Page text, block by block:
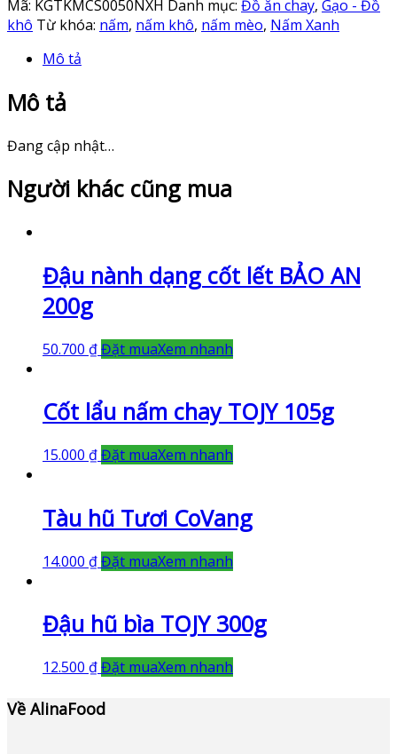
Mã: KGTKMCS0050NXH Danh mục: Đồ ăn chay, Gạo - Đồ
khô Từ khóa: nấm, nấm khô, nấm mèo, Nấm Xanh
Mô tả
Mô tả
Đang cập nhật…
Người khác cũng mua
Đậu nành dạng cốt lết BẢO AN
200g
50.700 ₫Đặt muaXem nhanh
Cốt lẩu nấm chay TOJY 105g
15.000 ₫Đặt muaXem nhanh
Tàu hũ Tươi CoVang
14.000 ₫Đặt muaXem nhanh
Đậu hũ bìa TOJY 300g
12.500 ₫Đặt muaXem nhanh
Về AlinaFood